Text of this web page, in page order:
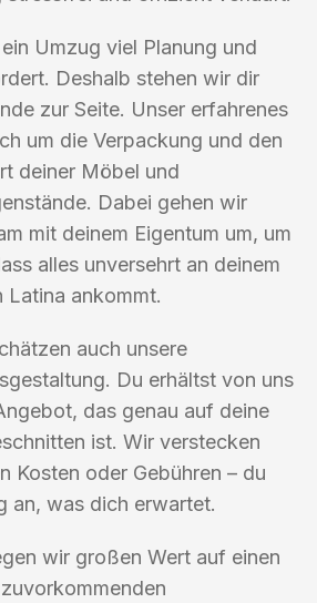
Umzug viel Planung und
Deshalb stehen wir dir
zur Seite. Unser erfahrenes
um die Verpackung und den
deiner Möbel und
Dabei gehen wir
mit deinem Eigentum um, um
alles unversehrt an deinem
Latina ankommt.
auch unsere
Du erhältst von uns
das genau auf deine
ist. Wir verstecken
Kosten oder Gebühren – du
an, was dich erwartet.
wir großen Wert auf einen